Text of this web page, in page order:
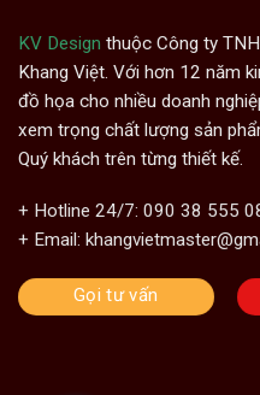
KV Design thuộc Công ty
Khang Việt. Với hơn 12 năm
đồ họa cho nhiều doanh
xem trọng chất lượng sản
Quý khách trên từng thiết kế.
+ Hotline 24/7: 090 38 555
+ Email:
Gọi tư vấn